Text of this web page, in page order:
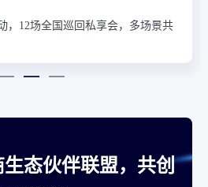
，12场全国巡回私享会，多场景共
态伙伴联盟，共创